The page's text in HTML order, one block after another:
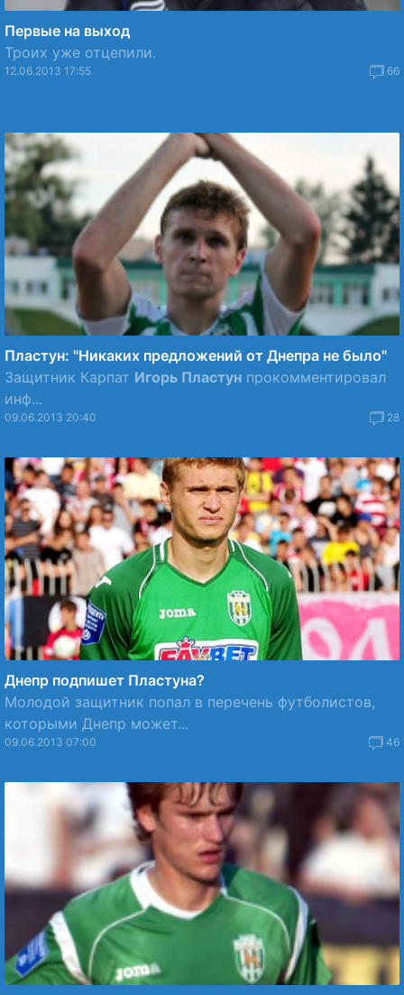
Первые на выход
Троих уже отцепили.
12.06.2013 17:55 66
Пластун: "Никаких предложений от Днепра не было"
Защитник Карпат Игорь Пластун прокомментировал
инф...
09.06.2013 20:40 28
Днепр подпишет Пластуна?
Молодой защитник попал в перечень футболистов,
которыми Днепр может...
09.06.2013 07:00 46